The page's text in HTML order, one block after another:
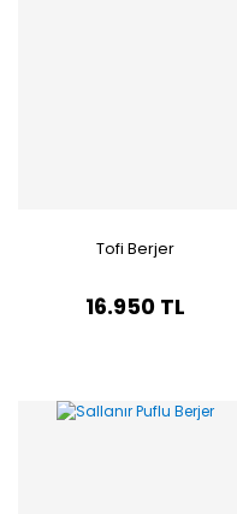
Tofi Berjer
16.950 TL